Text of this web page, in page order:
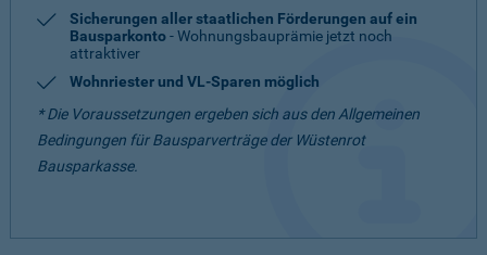
Sicherungen aller staatlichen Förderungen auf ein
Bausparkonto- Wohnungsbauprämie jetzt noch
attraktiver
Wohnriester und VL-Sparen möglich
* Die Voraussetzungen ergeben sich aus den Allgemeinen
Bedingungen für Bausparverträge der Wüstenrot
Bausparkasse.